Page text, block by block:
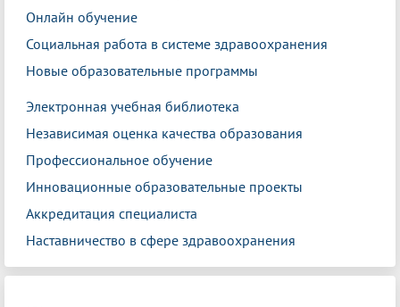
Онлайн обучение
Социальная работа в системе здравоохранения
Новые образовательные программы
Электронная учебная библиотека
Независимая оценка качества образования
Профессиональное обучение
Инновационные образовательные проекты
Аккредитация специалиста
Наставничество в сфере здравоохранения